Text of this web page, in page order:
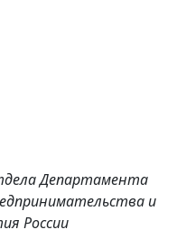
Департамента
и
России